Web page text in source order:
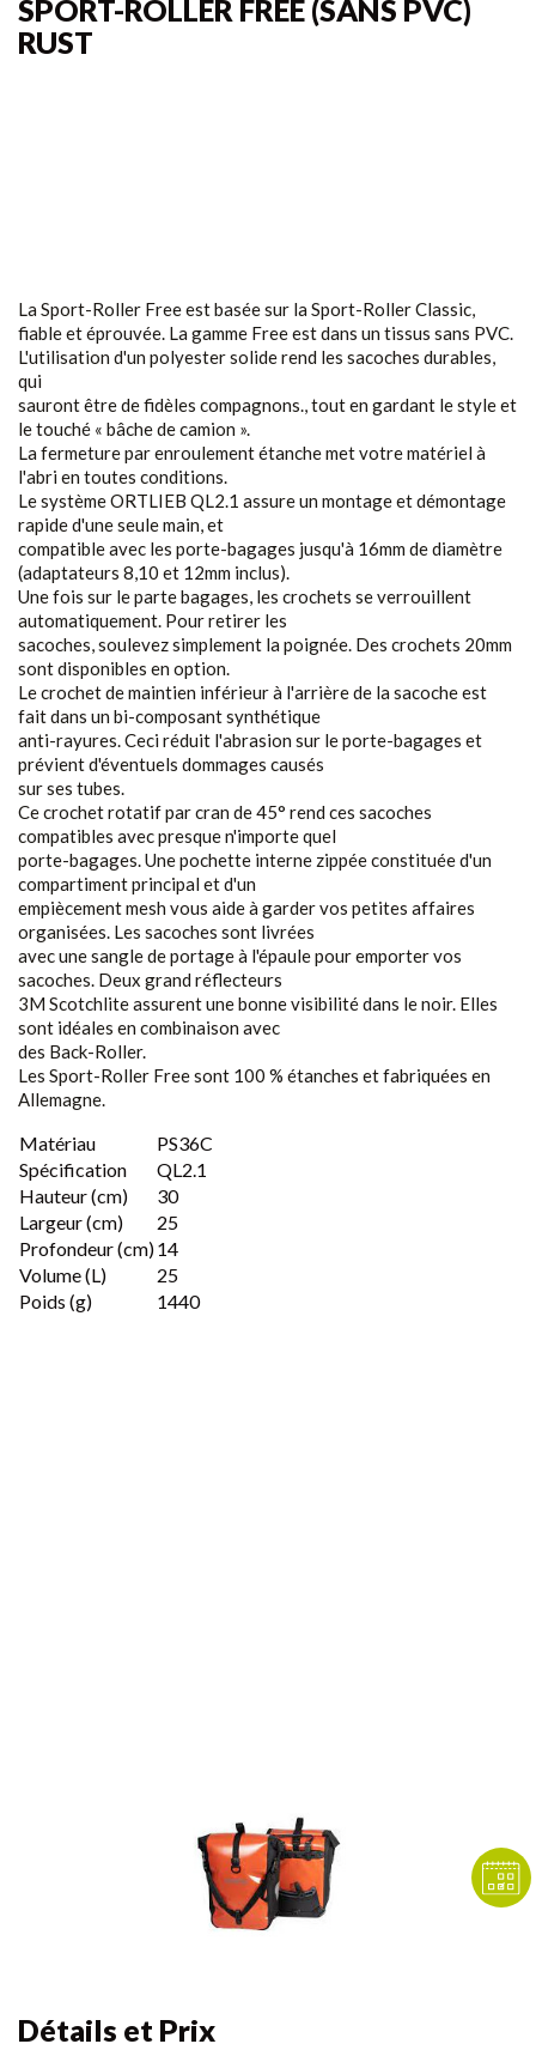
SPORT-ROLLER FREE (SANS PVC)
RUST
La Sport-Roller Free est basée sur la Sport-Roller Classic,
fiable et éprouvée. La gamme Free est dans un tissus sans PVC.
L'utilisation d'un polyester solide rend les sacoches durables,
qui
sauront être de fidèles compagnons., tout en gardant le style et
le touché « bâche de camion ».
La fermeture par enroulement étanche met votre matériel à
l'abri en toutes conditions.
Le système ORTLIEB QL2.1 assure un montage et démontage
rapide d'une seule main, et
compatible avec les porte-bagages jusqu'à 16mm de diamètre
(adaptateurs 8,10 et 12mm inclus).
Une fois sur le parte bagages, les crochets se verrouillent
automatiquement. Pour retirer les
sacoches, soulevez simplement la poignée. Des crochets 20mm
sont disponibles en option.
Le crochet de maintien inférieur à l'arrière de la sacoche est
fait dans un bi-composant synthétique
anti-rayures. Ceci réduit l'abrasion sur le porte-bagages et
prévient d'éventuels dommages causés
sur ses tubes.
Ce crochet rotatif par cran de 45° rend ces sacoches
compatibles avec presque n'importe quel
porte-bagages. Une pochette interne zippée constituée d'un
compartiment principal et d'un
empiècement mesh vous aide à garder vos petites affaires
organisées. Les sacoches sont livrées
avec une sangle de portage à l'épaule pour emporter vos
sacoches. Deux grand réflecteurs
3M Scotchlite assurent une bonne visibilité dans le noir. Elles
sont idéales en combinaison avec
des Back-Roller.
Les Sport-Roller Free sont 100 % étanches et fabriquées en
Allemagne.
Matériau
PS36C
Spécification
QL2.1
Hauteur (cm)
30
Largeur (cm)
25
Profondeur (cm)14
Volume (L)
25
Poids (g)
1440
Détails et Prix